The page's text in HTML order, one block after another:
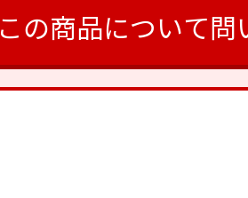
この商品について